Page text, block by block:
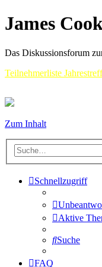
James
Das Diskussionsforum
Teilnehmerliste
Zum Inhalt
Schnellzugriff
Aktive
Suche
FAQ